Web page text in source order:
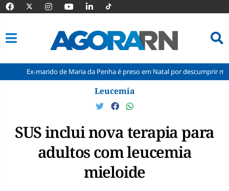
de Maria da Penha é preso em Natal por descumprir medida
Leucemia
SUS inclui nova terapia para
adultos com leucemia
mieloide